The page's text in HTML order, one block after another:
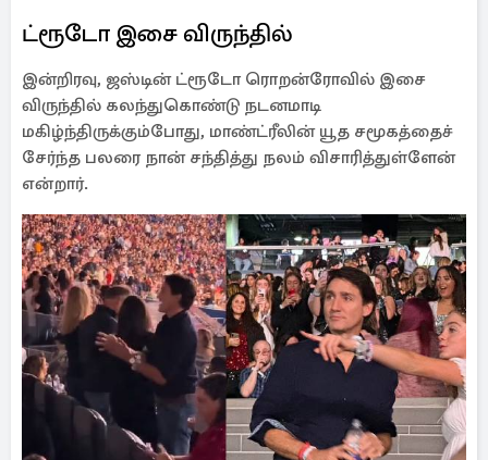
ட்ரூடோ இசை விருந்தில்
இன்றிரவு, ஜஸ்டின் ட்ரூடோ ரொறன்ரோவில் இசை
விருந்தில் கலந்துகொண்டு நடனமாடி
மகிழ்ந்திருக்கும்போது, ​​​​மாண்ட்ரீலின் யூத சமூகத்தைச்
சேர்ந்த பலரை நான் சந்தித்து நலம் விசாரித்துள்ளேன்
என்றார்.